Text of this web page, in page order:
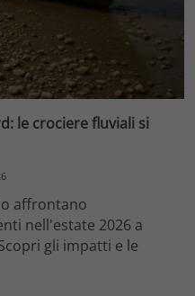
le crociere fluviali si
affrontano
nell'estate 2026 a
gli impatti e le